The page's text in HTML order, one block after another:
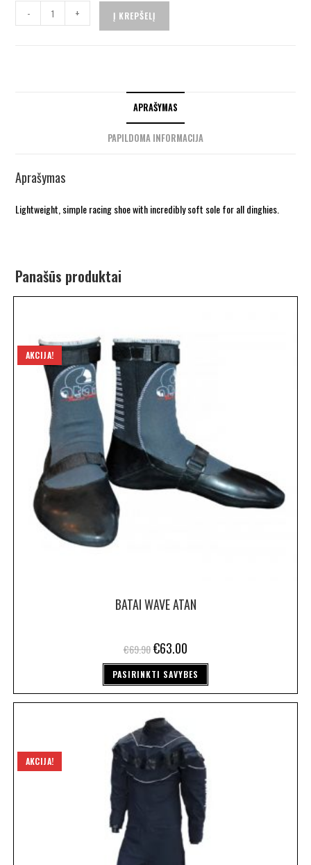
- + Į KREPŠELĮ
APRAŠYMAS
PAPILDOMA INFORMACIJA
Aprašymas
Lightweight, simple racing shoe with incredibly soft sole for all dinghies.
Panašūs produktai
AKCIJA!
BATAI WAVE ATAN
€69.90€63.00
PASIRINKTI SAVYBES
AKCIJA!